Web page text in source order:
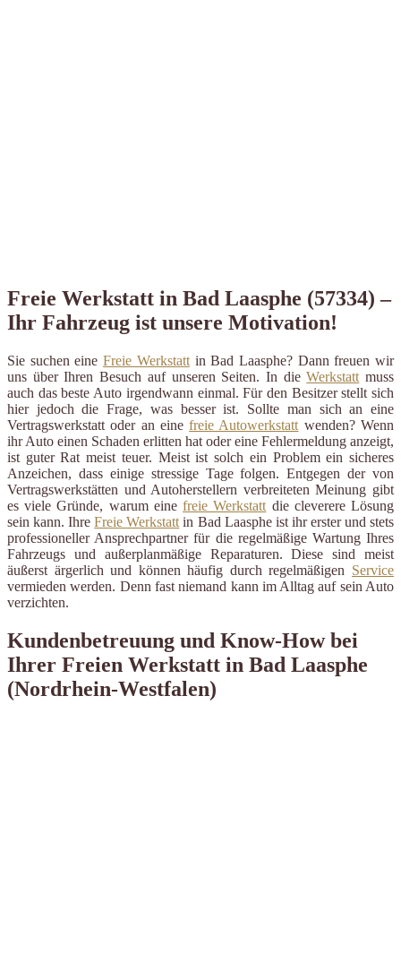
Freie Werkstatt in Bad Laasphe (57334) –
Ihr Fahrzeug ist unsere Motivation!
Sie suchen eineFreie Werkstattin Bad Laasphe? Dann freuen wir
uns über Ihren Besuch auf unseren Seiten. In dieWerkstatt muss
auch das beste Auto irgendwann einmal. Für den Besitzer stellt sich
hier jedoch die Frage, was besser ist. Sollte man sich an eine
Vertragswerkstatt oder an einefreie Autowerkstatt wenden? Wenn
ihr Auto einen Schaden erlitten hat oder eine Fehlermeldung anzeigt,
ist guter Rat meist teuer. Meist ist solch ein Problem ein sicheres
Anzeichen, dass einige stressige Tage folgen. Entgegen der von
Vertragswerkstätten und Autoherstellern verbreiteten Meinung gibt
es viele Gründe, warum einefreie Werkstatt die cleverere Lösung
sein kann. IhreFreie Werkstatt in Bad Laasphe ist ihr erster und stets
professioneller Ansprechpartner für die regelmäßige Wartung Ihres
Fahrzeugs und außerplanmäßige Reparaturen. Diese sind meist
äußerst ärgerlich und können häufig durch regelmäßigen Service
vermieden werden. Denn fast niemand kann im Alltag auf sein Auto
verzichten.
Kundenbetreuung und Know-How bei
Ihrer Freien Werkstatt in Bad Laasphe
(Nordrhein-Westfalen)